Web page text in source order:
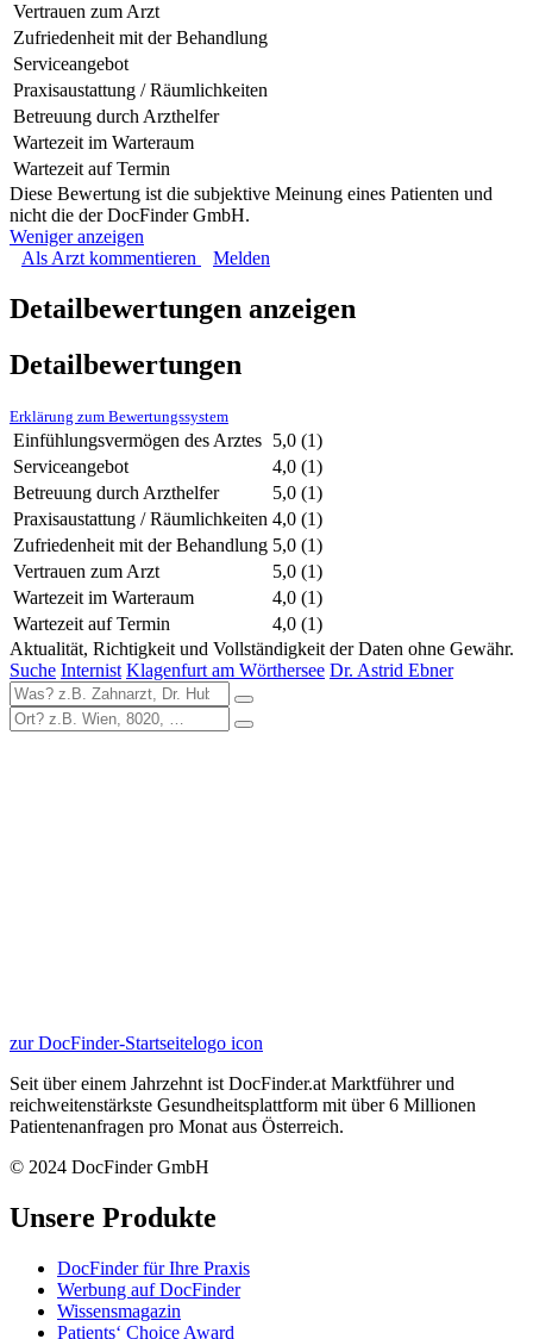
Vertrauen zum Arzt
Zufriedenheit mit der Behandlung
Serviceangebot
Praxisaustattung / Räumlichkeiten
Betreuung durch Arzthelfer
Wartezeit im Warteraum
Wartezeit auf Termin
Diese Bewertung ist die subjektive Meinung eines Patienten und
nicht die der DocFinder GmbH.
Weniger anzeigen
Als Arzt kommentieren
Melden
Detailbewertungen anzeigen
Detailbewertungen
Erklärung zum Bewertungssystem
Einfühlungsvermögen des Arztes 5,0 (1)
Serviceangebot
4,0 (1)
Betreuung durch Arzthelfer
5,0 (1)
Praxisaustattung / Räumlichkeiten 4,0 (1)
Zufriedenheit mit der Behandlung 5,0 (1)
Vertrauen zum Arzt
5,0 (1)
Wartezeit im Warteraum
4,0 (1)
Wartezeit auf Termin
4,0 (1)
Aktualität, Richtigkeit und Vollständigkeit der Daten ohne Gewähr.
Suche Internist Klagenfurt am Wörthersee Dr. Astrid Ebner
zur DocFinder-Startseitelogo icon
Seit über einem Jahrzehnt ist DocFinder.at Marktführer und
reichweitenstärkste Gesundheitsplattform mit über 6 Millionen
Patientenanfragen pro Monat aus Österreich.
© 2024 DocFinder GmbH
Unsere Produkte
DocFinder für Ihre Praxis
Werbung auf DocFinder
Wissensmagazin
Patients‘ Choice Award